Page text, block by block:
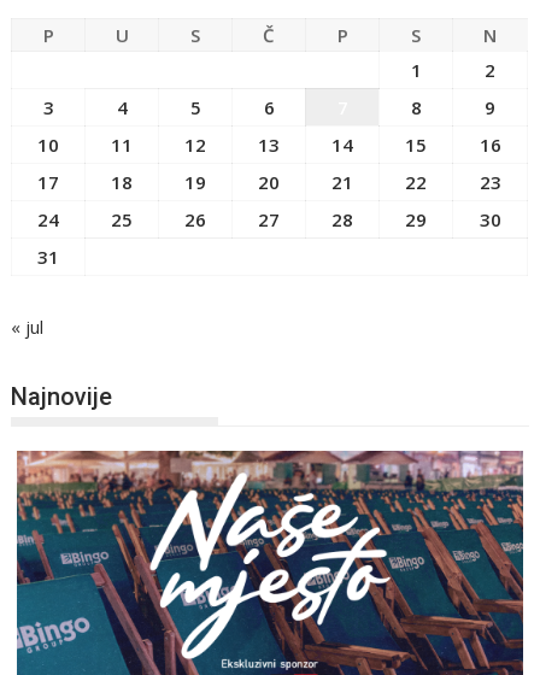
P U S Č P S
N
1
2
3
4 5 6 8
9
10
11 12 13 14 15
16
17
18 19 20 21 22
23
24
25 26 27 28 29
30
31
« jul
Najnovije